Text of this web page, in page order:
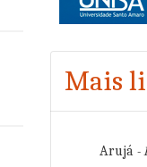
Mais
Arujá -